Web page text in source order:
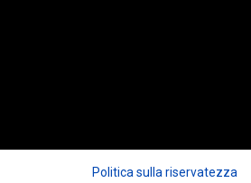
Politica sulla riservatezza